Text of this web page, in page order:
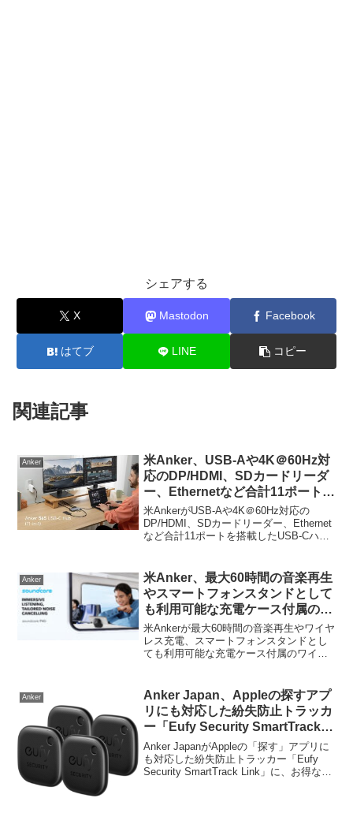
シェアする
X Mastodon Facebook
はてブ LINE コピー
関連記事
Anker
米Anker、USB-Aや4K＠60Hz対
応のDP/HDMI、SDカードリーダ
ー、Ethernetなど合計11ポートを
搭載したUSB-Cハブ「Anker 565
USB-C Hub (11-in-1)」を発売。
米AnkerがUSB-Aや4K＠60Hz対応の
DP/HDMI、SDカードリーダー、Ethernet
など合計11ポートを搭載したUSB-Cハブ
Anker
米Anker、最大60時間の音楽再生
やスマートフォンスタンドとして
も利用可能な充電ケース付属のワ
イヤレスイヤホン「Soundcore
P40i」を発売。
米Ankerが最大60時間の音楽再生やワイヤ
レス充電、スマートフォンスタンドとし
ても利用可能な充電ケース付属のワイヤ
Anker
Anker Japan、Appleの探すアプ
リにも対応した紛失防止トラッカ
ー「Eufy Security SmartTrack
Link」にお得な4個セットモデル
を追加。
Anker JapanがAppleの「探す」アプリに
も対応した紛失防止トラッカー「Eufy
Security SmartTrack Link」に、お得な4